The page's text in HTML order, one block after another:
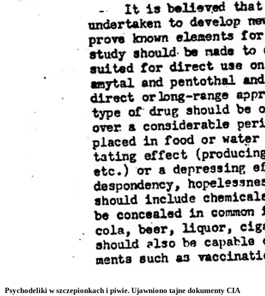
Psychodeliki w szczepionkach i piwie. Ujawniono tajne dokumenty CIA